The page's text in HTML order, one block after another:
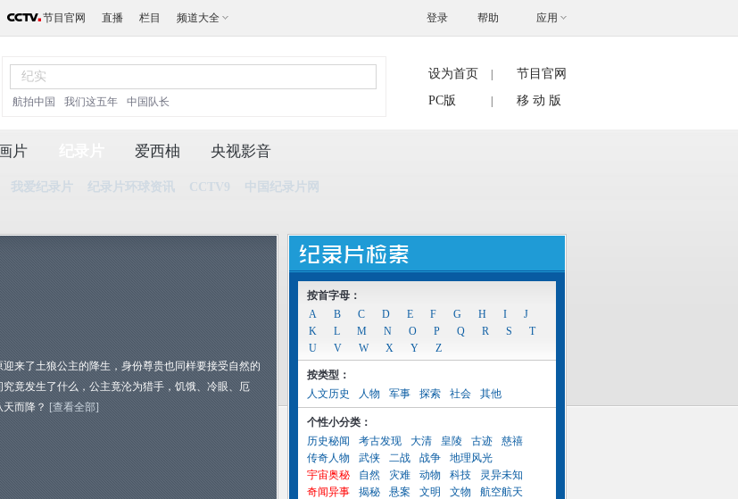
节目官网 直播 栏目 频道大全 帮助 应用
登录
航拍中国 我们这五年 中国队长
设为首页
节目官网
PC版
移 动 版
片
我爱纪录片 纪录片环球资讯 CCTV9 中国纪录片网
爱西柚 央视影音
迎来了土狼公主的降生，身份尊贵也同样要接受自然的
究竟发生了什么，公主竟沦为猎手，饥饿、冷眼、厄
而降？ [查看全部]
按首字母：
A
B C D E F G H I
J
K
L M N O P Q R S
T
U
V W X Y Z
按类型：
人文历史
人物 军事 探索 社会 其他
个性小分类：
历史秘闻
考古发现 大清 皇陵 古迹
慈禧
传奇人物
武侠 二战 战争
地理风光
宇宙奥秘
自然 灾难 动物 科技
灵异未知
奇闻异事
揭秘 悬案 文明 文物
航空航天